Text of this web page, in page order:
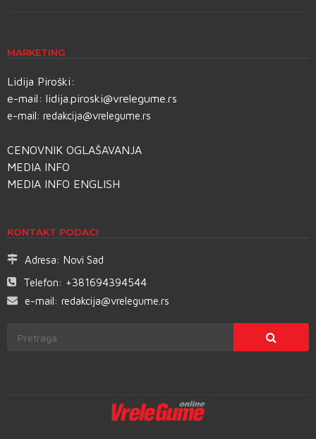
MARKETING
Lidija Piroški:
e-mail: lidija.piroski@vrelegume.rs
e-mail: redakcija@vrelegume.rs
CENOVNIK OGLAŠAVANJA
MEDIA INFO
MEDIA INFO ENGLISH
KONTAKT PODACI
Adresa: Novi Sad
Telefon: +381694394544
e-mail: redakcija@vrelegume.rs